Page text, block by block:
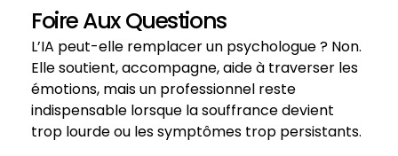
Foire Aux Questions
L’IA peut-elle remplacer un psychologue ? Non.
Elle soutient, accompagne, aide à traverser les
émotions, mais un professionnel reste
indispensable lorsque la souffrance devient
trop lourde ou les symptômes trop persistants.